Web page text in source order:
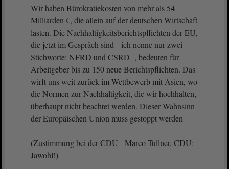
Wir haben Bürokratiekosten von mehr als 54
Milliarden €, die allein auf der deutschen Wirtschaft
lasten. Die Nachhaltigkeitsberichtspflichten der EU,
die jetzt im Gespräch sind ich nenne nur zwei
Stichworte: NFRD und CSRD , bedeuten für
Arbeitgeber bis zu 150 neue Berichtspflichten. Das
wirft uns weit zurück im Wettbewerb mit Asien, wo
die Normen zur Nachhaltigkeit, die wir hochhalten,
überhaupt nicht beachtet werden. Dieser Wahnsinn
der Europäischen Union muss gestoppt werden
(Zustimmung bei der CDU - Marco Tullner, CDU:
Jawohl!)